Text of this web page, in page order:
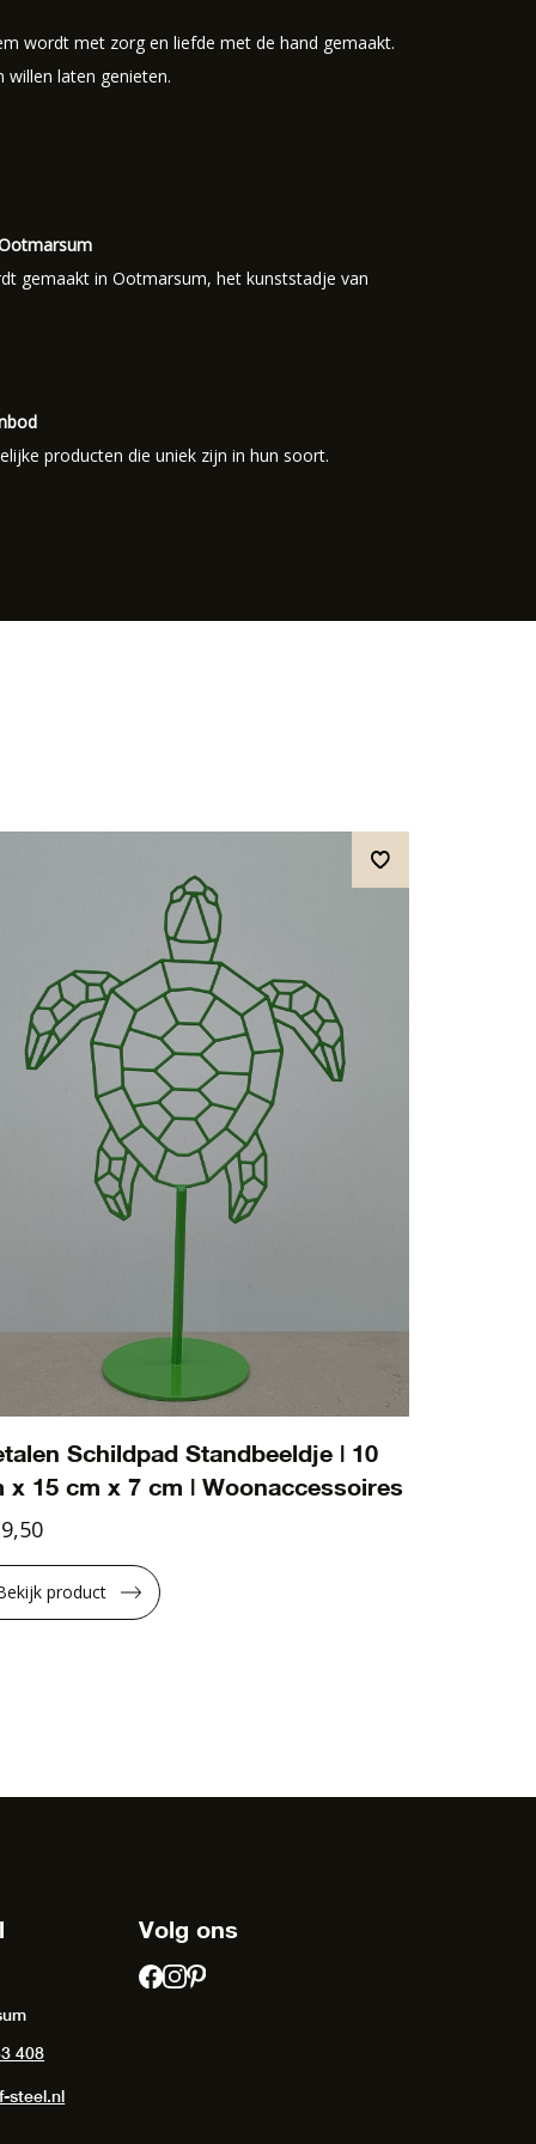
wordt met zorg en liefde met de hand gemaakt.
laten genieten.
gemaakt in Ootmarsum, het kunststadje van
producten die uniek zijn in hun soort.
Schildpad Standbeeldje | 10
x 15 cm x 7 cm | Woonaccessoires
product
408
steel.nl
Volg ons